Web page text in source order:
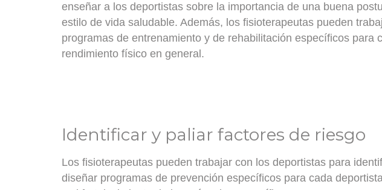
enseñar a los deportistas sobre la importancia de una buena
estilo de vida saludable. Además, los fisioterapeutas pueden
programas de entrenamiento y de rehabilitación específicos
rendimiento físico en general.
Identificar y paliar factores de riesgo
Los fisioterapeutas pueden trabajar con los deportistas para
diseñar programas de prevención específicos para cada